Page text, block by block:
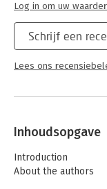
Schrijf een
Lees ons
Log in om uw
Inhoudsopgave
Introduction
About the authors